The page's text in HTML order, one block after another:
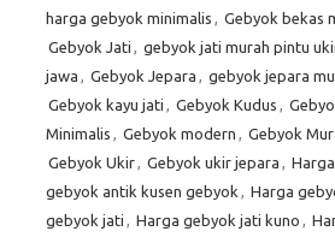
harga gebyok minimalis , Gebyok bekas
Gebyok Jati , gebyok jati murah pintu
jawa , Gebyok Jepara , gebyok jepara
Gebyok kayu jati , Gebyok Kudus ,
Minimalis , Gebyok modern , Gebyok
Gebyok Ukir, Gebyok ukir jepara ,
gebyok antik kusen gebyok , Harga
gebyok jati , Harga gebyok jati kuno ,